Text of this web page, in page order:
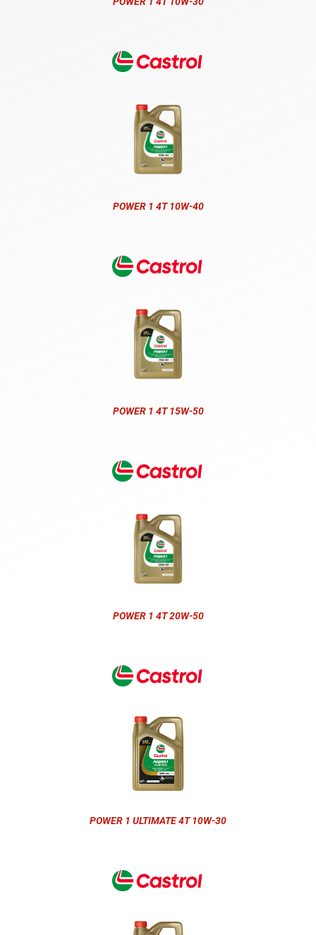
POWER 1 4T 10W-40
POWER 1 4T 15W-50
POWER 1 4T 20W-50
POWER 1 ULTIMATE 4T 10W-30